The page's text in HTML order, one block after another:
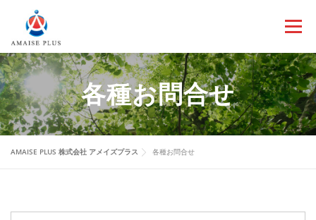
ン
ツ
へ
ス
キ
ッ
メニュ
各種お問合せ
AMAISE PLUS 株式会社 アメイズプラス 各種お問合せ